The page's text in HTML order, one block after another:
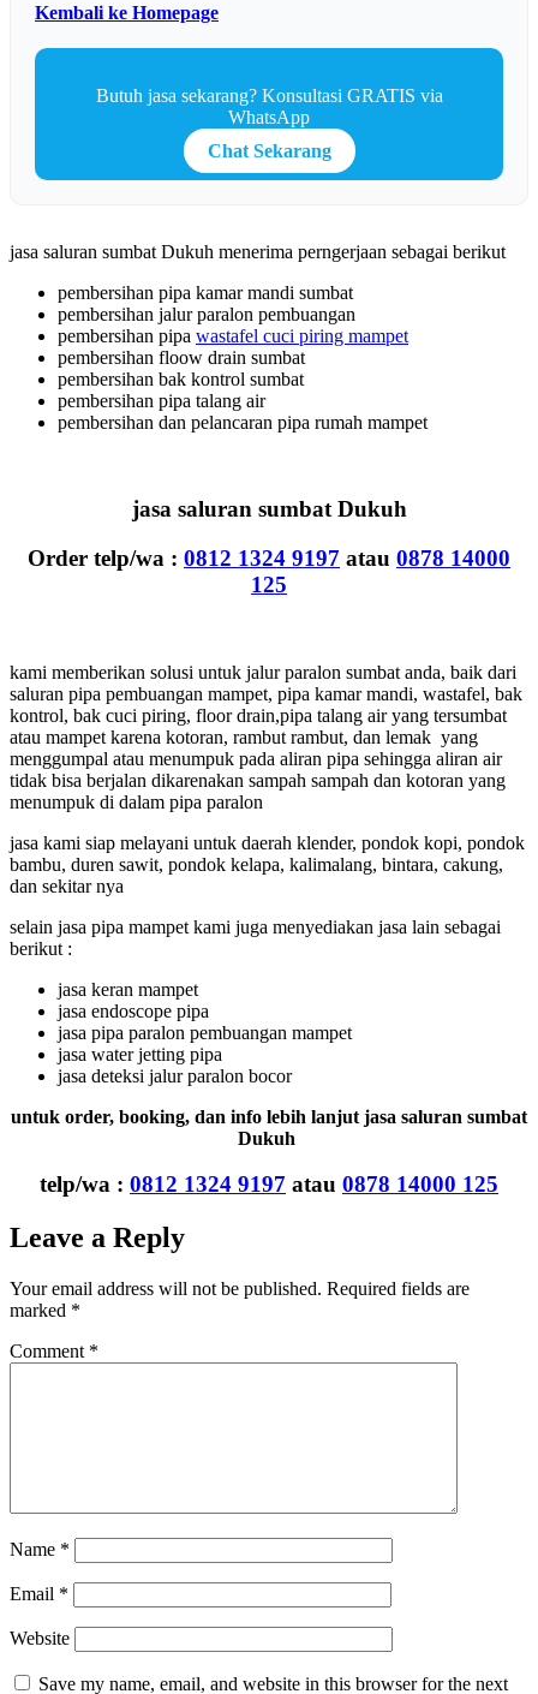
Kembali ke Homepage
Butuh jasa sekarang? Konsultasi GRATIS via
WhatsApp
Chat Sekarang
jasa saluran sumbat Dukuh menerima perngerjaan sebagai berikut
pembersihan pipa kamar mandi sumbat
pembersihan jalur paralon pembuangan
pembersihan pipa wastafel cuci piring mampet
pembersihan floow drain sumbat
pembersihan bak kontrol sumbat
pembersihan pipa talang air
pembersihan dan pelancaran pipa rumah mampet
jasa saluran sumbat Dukuh
Order telp/wa : 0812 1324 9197 atau 0878 14000
125
kami memberikan solusi untuk jalur paralon sumbat anda, baik dari
saluran pipa pembuangan mampet, pipa kamar mandi, wastafel, bak
kontrol, bak cuci piring, floor drain,pipa talang air yang tersumbat
atau mampet karena kotoran, rambut rambut, dan lemak yang
menggumpal atau menumpuk pada aliran pipa sehingga aliran air
tidak bisa berjalan dikarenakan sampah sampah dan kotoran yang
menumpuk di dalam pipa paralon
jasa kami siap melayani untuk daerah klender, pondok kopi, pondok
bambu, duren sawit, pondok kelapa, kalimalang, bintara, cakung,
dan sekitar nya
selain jasa pipa mampet kami juga menyediakan jasa lain sebagai
berikut :
jasa keran mampet
jasa endoscope pipa
jasa pipa paralon pembuangan mampet
jasa water jetting pipa
jasa deteksi jalur paralon bocor
untuk order, booking, dan info lebih lanjut jasa saluran sumbat
Dukuh
telp/wa : 0812 1324 9197 atau 0878 14000 125
Leave a Reply
Your email address will not be published. Required fields are
marked *
Comment *
Name *
Email *
Website
Save my name, email, and website in this browser for the next